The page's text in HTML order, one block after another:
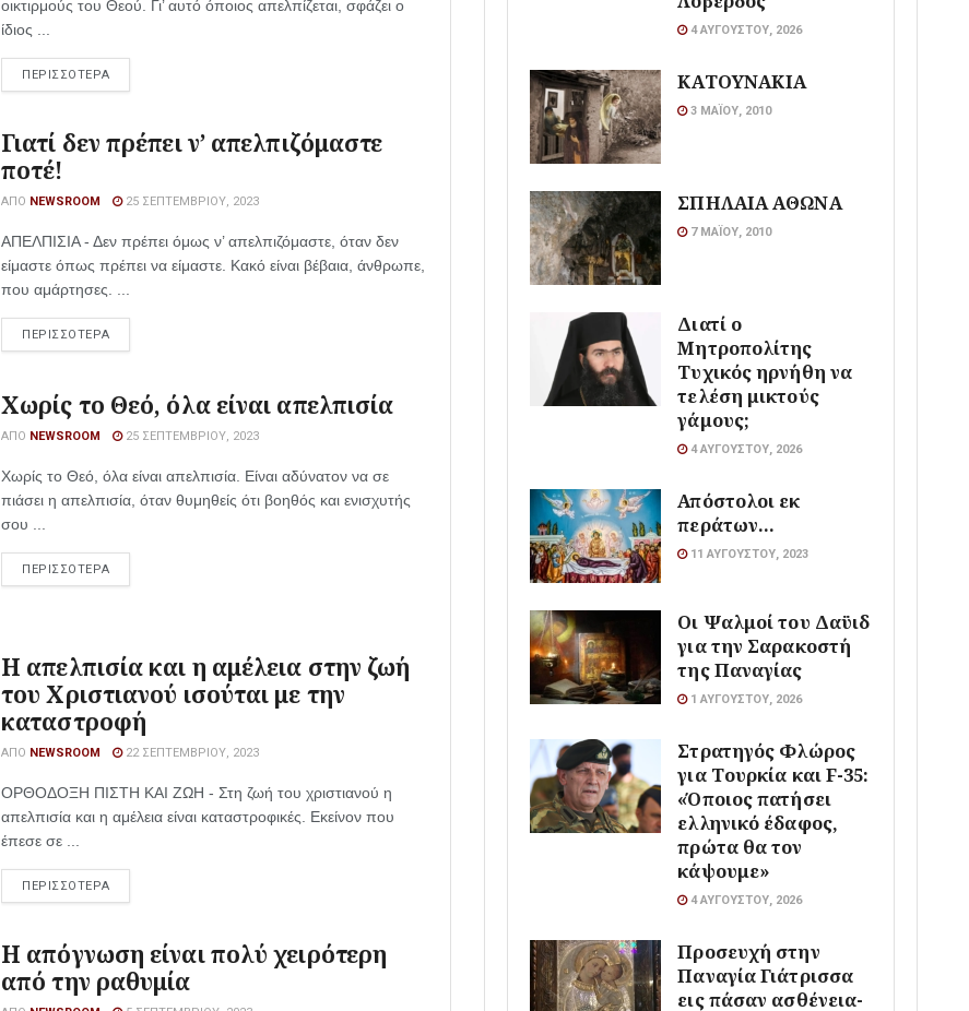
οικτιρμούς του Θεού. Γι’ αυτό όποιος απελπίζεται, σφάζει ο
ίδιος ...
ΠΕΡΙΣΣΟΤΕΡΑ
Γιατί δεν πρέπει ν’ απελπιζόμαστε
ποτέ!
ΑΠΌ NEWSROOM 25 ΣΕΠΤΕΜΒΡΊΟΥ, 2023
ΑΠΕΛΠΙΣΙΑ - Δεν πρέπει όμως ν’ απελπιζόμαστε, όταν δεν
είμαστε όπως πρέπει να είμαστε. Κακό είναι βέβαια, άνθρωπε,
που αμάρτησες. ...
ΠΕΡΙΣΣΟΤΕΡΑ
Χωρίς το Θεό, όλα είναι απελπισία
ΑΠΌ NEWSROOM 25 ΣΕΠΤΕΜΒΡΊΟΥ, 2023
Χωρίς το Θεό, όλα είναι απελπισία. Είναι αδύνατον να σε
πιάσει η απελπισία, όταν θυμηθείς ότι βοηθός και ενισχυτής
σου ...
ΠΕΡΙΣΣΟΤΕΡΑ
Η απελπισία και η αμέλεια στην ζωή
του Χριστιανού ισούται με την
καταστροφή
ΑΠΌ NEWSROOM 22 ΣΕΠΤΕΜΒΡΊΟΥ, 2023
ΟΡΘΟΔΟΞΗ ΠΙΣΤΗ ΚΑΙ ΖΩΗ - Στη ζωή του χριστιανού η
απελπισία και η αμέλεια είναι καταστροφικές. Εκείνον που
έπεσε σε ...
ΠΕΡΙΣΣΟΤΕΡΑ
Η απόγνωση είναι πολύ χειρότερη
από την ραθυμία
4 ΑΥΓΟΎΣΤΟΥ, 2026
ΚΑΤΟΥΝΑΚΙΑ
3 ΜΑΪ́ΟΥ, 2010
ΣΠΗΛΑΙΑ ΑΘΩΝΑ
7 ΜΑΪ́ΟΥ, 2010
Διατί ο
Μητροπολίτης
Τυχικός ηρνήθη να
τελέση μικτούς
γάμους;
4 ΑΥΓΟΎΣΤΟΥ, 2026
Απόστολοι εκ
περάτων…
11 ΑΥΓΟΎΣΤΟΥ, 2023
Οι Ψαλμοί του Δαϋιδ
για την Σαρακοστή
της Παναγίας
1 ΑΥΓΟΎΣΤΟΥ, 2026
Στρατηγός Φλώρος
για Τουρκία και F-35:
«Όποιος πατήσει
ελληνικό έδαφος,
πρώτα θα τον
κάψουμε»
4 ΑΥΓΟΎΣΤΟΥ, 2026
Προσευχή στην
Παναγία Γιάτρισσα
εις πάσαν ασθένεια-